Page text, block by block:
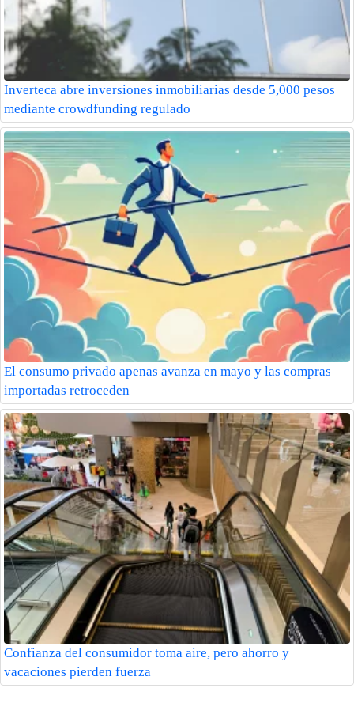
Inverteca abre inversiones inmobiliarias desde 5,000 pesos
mediante crowdfunding regulado
El consumo privado apenas avanza en mayo y las compras
importadas retroceden
Confianza del consumidor toma aire, pero ahorro y
vacaciones pierden fuerza